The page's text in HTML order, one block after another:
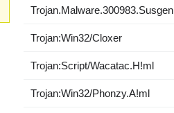
Trojan.Malware.300983.Susgen
Trojan:Win32/Cloxer
Trojan:Script/Wacatac.H!ml
Trojan:Win32/Phonzy.A!ml